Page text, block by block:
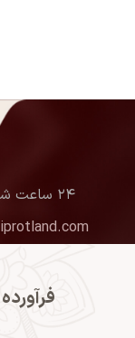
۲۴ ساعت شبانه روز و ۷ روز هفته همراه شماییم